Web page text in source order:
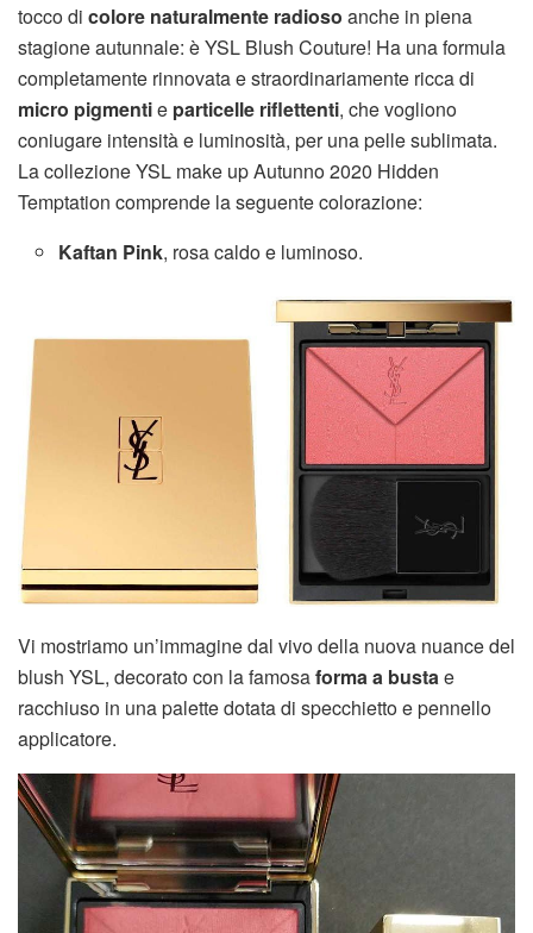
tocco di colore naturalmente radioso anche in piena
stagione autunnale: è YSL Blush Couture! Ha una formula
completamente rinnovata e straordinariamente ricca di
micro pigmentie particelle riflettenti, che vogliono
coniugare intensità e luminosità, per una pelle sublimata.
La collezione YSL make up Autunno 2020 Hidden
Temptation comprende la seguente colorazione:
Kaftan Pink, rosa caldo e luminoso.
Vi mostriamo un’immagine dal vivo della nuova nuance del
blush YSL, decorato con la famosaforma a bustae
racchiuso in una palette dotata di specchietto e pennello
applicatore.